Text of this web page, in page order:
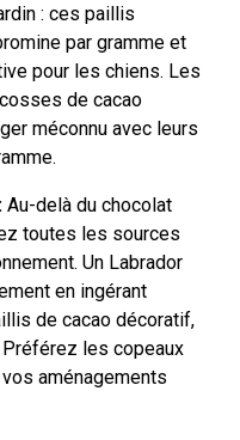
: ces paillis
par gramme et
pour les chiens. Les
de cacao
méconnu avec leurs
Au-delà du chocolat
toutes les sources
Un Labrador
en ingérant
de cacao décoratif,
les copeaux
aménagements